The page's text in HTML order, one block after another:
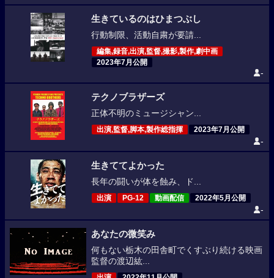
生きているのはひまつぶし
行動制限、活動自粛が要請...
編集,録音,出演,監督,撮影,製作,劇中画
2023年7月公開
-
テクノブラザーズ
正体不明のミュージシャン...
出演,監督,脚本,製作総指揮 2023年7月公開
-
生きててよかった
長年の闘いが体を蝕み、ド...
出演 PG-12 動画配信 2022年5月公開
-
あなたの微笑み
何もない栃木の田舎町でくすぶり続ける映画
監督の渡辺紘...